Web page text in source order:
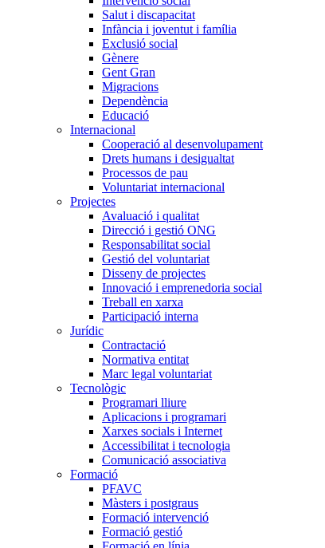
Salut i discapacitat
Infància i joventut i família
Exclusió social
Gènere
Gent Gran
Migracions
Dependència
Educació
Internacional
Cooperació al desenvolupament
Drets humans i desigualtat
Processos de pau
Voluntariat internacional
Projectes
Avaluació i qualitat
Direcció i gestió ONG
Responsabilitat social
Gestió del voluntariat
Disseny de projectes
Innovació i emprenedoria social
Treball en xarxa
Participació interna
Jurídic
Contractació
Normativa entitat
Marc legal voluntariat
Tecnològic
Programari lliure
Aplicacions i programari
Xarxes socials i Internet
Accessibilitat i tecnologia
Comunicació associativa
Formació
PFAVC
Màsters i postgraus
Formació intervenció
Formació gestió